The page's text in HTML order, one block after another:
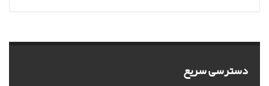
دسترسی سریع